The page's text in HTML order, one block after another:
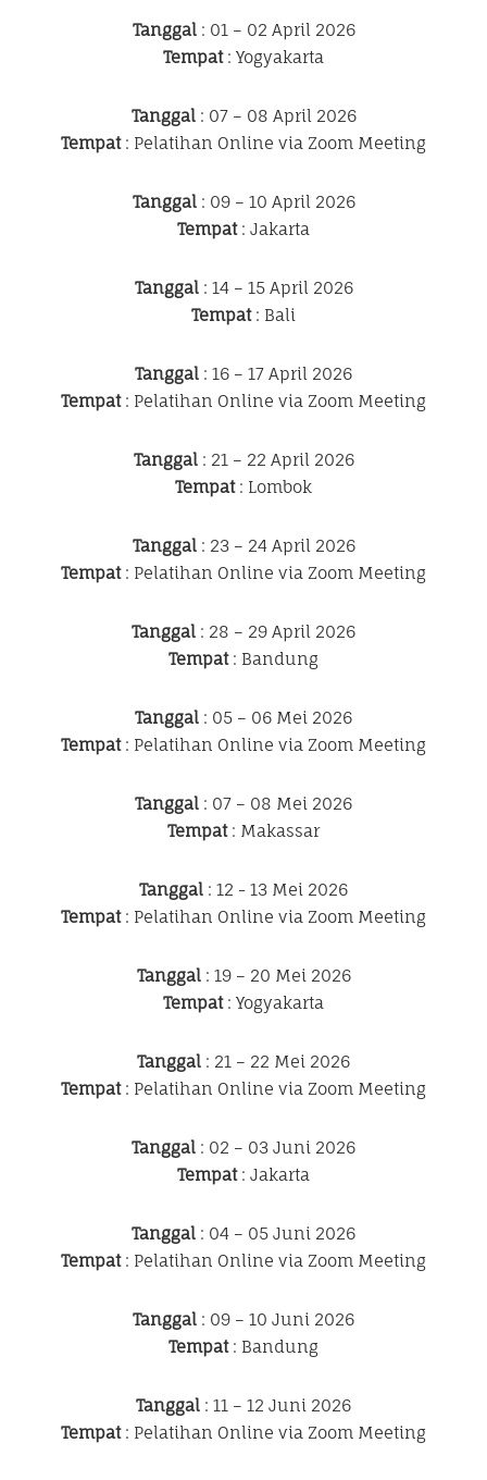
Tanggal: 01 – 02 April 2026
Tempat: Yogyakarta
Tanggal: 07 – 08 April 2026
Tempat: Pelatihan Online via Zoom Meeting
Tanggal: 09 – 10 April 2026
Tempat: Jakarta
Tanggal: 14 – 15 April 2026
Tempat: Bali
Tanggal : 16 – 17 April 2026
Tempat: Pelatihan Online via Zoom Meeting
Tanggal: 21 – 22 April 2026
Tempat: Lombok
Tanggal: 23 – 24 April 2026
Tempat: Pelatihan Online via Zoom Meeting
Tanggal : 28 – 29 April 2026
Tempat: Bandung
Tanggal : 05 – 06 Mei 2026
Tempat: Pelatihan Online via Zoom Meeting
Tanggal : 07 – 08 Mei 2026
Tempat: Makassar
Tanggal : 12 - 13 Mei 2026
Tempat: Pelatihan Online via Zoom Meeting
Tanggal: 19 – 20 Mei 2026
Tempat: Yogyakarta
Tanggal : 21 – 22 Mei 2026
Tempat: Pelatihan Online via Zoom Meeting
Tanggal : 02 – 03 Juni 2026
Tempat: Jakarta
Tanggal : 04 – 05 Juni 2026
Tempat: Pelatihan Online via Zoom Meeting
Tanggal : 09 – 10 Juni 2026
Tempat: Bandung
Tanggal : 11 – 12 Juni 2026
Tempat: Pelatihan Online via Zoom Meeting